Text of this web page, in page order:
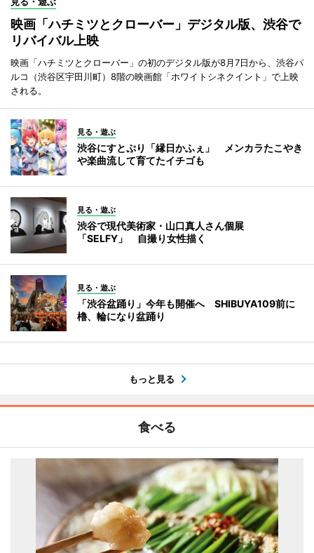
映画「ハチミツとクローバー」デジタル版、渋谷で
リバイバル上映
映画「ハチミツとクローバー」の初のデジタル版が8月7日から、渋谷パ
ルコ（渋谷区宇田川町）8階の映画館「ホワイトシネクイント」で上映
される。
見る・遊ぶ
渋谷にすとぷり「縁日かふぇ」 メンカラたこやき
や楽曲流して育てたイチゴも
見る・遊ぶ
渋谷で現代美術家・山口真人さん個展
「SELFY」 自撮り女性描く
見る・遊ぶ
「渋谷盆踊り」今年も開催へ SHIBUYA109前に
櫓、輪になり盆踊り
もっと見る
食べる